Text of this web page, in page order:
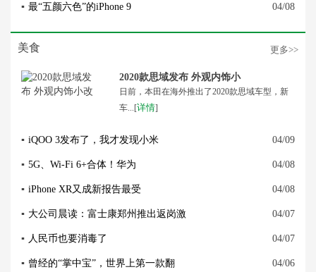
▪ 最“五颜六色”的iPhone 9 04/08
美食 更多>>
2020款思域发布 外观内饰小
日前，本田在海外推出了2020款思域车型，新
车...[详情]
▪ iQOO 3发布了，我才发现小米 04/09
▪ 5G、Wi-Fi 6+合体！华为 04/08
▪ iPhone XR又成新报告最受 04/08
▪ 大公司晨读：富士康郑州推出返岗激 04/07
▪ 人民币也要消毒了 04/07
▪ 曾经的“掌中宝”，世界上第一款翻 04/06